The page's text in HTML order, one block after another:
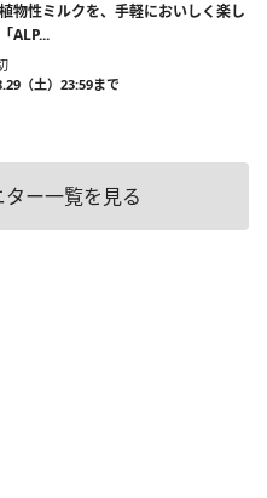
物性ミルクを、手軽においしく楽し
ALP...
（土）23:59まで
ー一覧を見る